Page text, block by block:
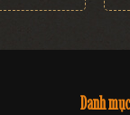
Danh